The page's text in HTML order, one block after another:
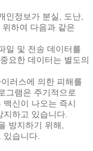
인정보가 분실, 도난,
하여 다음과 같은
일 및 전송 데이터를
요한 데이터는 별도의
러스에 의한 피해를
그램은 주기적으로
신이 나오는 즉시
지하고 있습니다.
방지하기 위해,
있습니다.